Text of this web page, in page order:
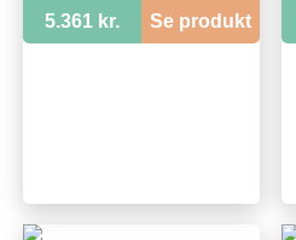
5.361 kr. Se produkt